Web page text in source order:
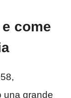
come
una grande